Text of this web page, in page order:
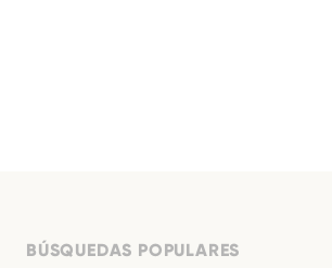
BÚSQUEDAS POPULARES